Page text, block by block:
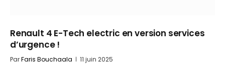
Renault 4 E-Tech electric en version services
d’urgence !
ParFaris Bouchaala 11 juin 2025